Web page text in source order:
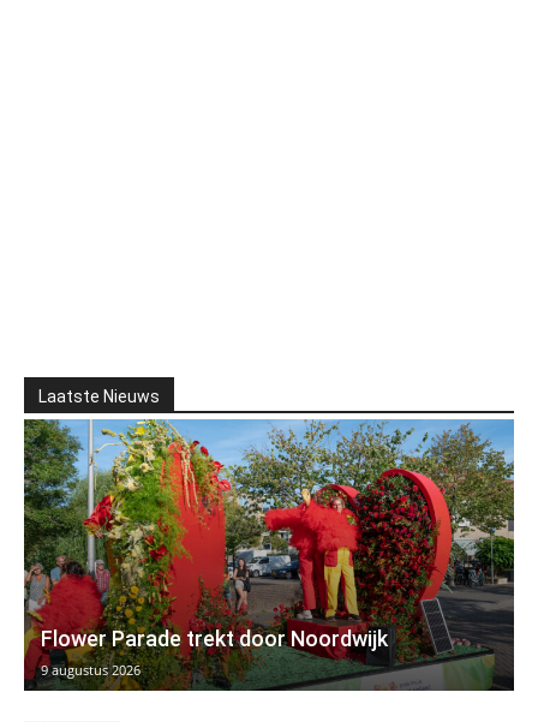
Laatste Nieuws
Flower Parade trekt door Noordwijk
9 augustus 2026